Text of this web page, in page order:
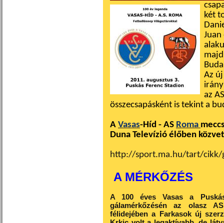
két
majd
Az
az
összecsapásként is tekint a
A Vasas-Híd - AS Roma
Duna Televízió élőben
http://sport.ma.hu/tart/cikk/
A MÉRKŐZÉS
A 100 éves Vasas a
gálamérkőzésén az olasz
félidejében a Farkasok új